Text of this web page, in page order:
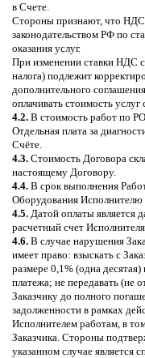
в Счете.
Стороны признают, что НДС
законодательством РФ по
оказания услуг.
При изменении ставки НДС
налога) подлежит
дополнительного
оплачивать стоимость
4.2. В стоимость работ по
Отдельная плата за
Счёте.
4.3. Стоимость Договора
настоящему Договору.
4.4. В срок выполнения
Оборудования Исполнителю
4.5. Датой оплаты является
расчетный счет
4.6. В случае нарушения
имеет право: взыскать с
размере 0,1% (одна
платежа; не передавать (не
Заказчику до полного
задолженности в рамках
Исполнителем работам, в
Заказчика. Стороны
указанном случае является